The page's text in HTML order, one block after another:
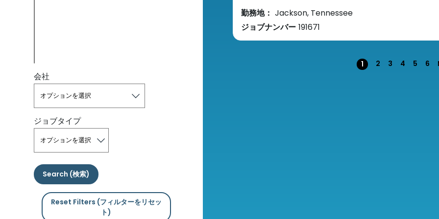
会社
ジョブタイプ
Search (検索)
Reset Filters (フィルターをリセッ
ト)
勤務地： Jackson, Tennessee
ジョブナンバー 191671
ページ
1 2 3 4 5 6